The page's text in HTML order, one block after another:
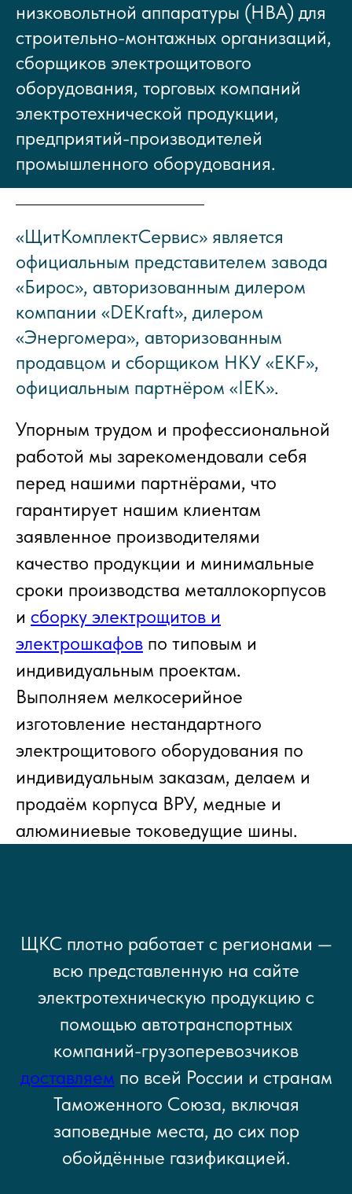
низковольтной аппаратуры (НВА) для
строительно-монтажных организаций,
сборщиков электрощитового
оборудования, торговых компаний
электротехнической продукции,
предприятий-производителей
промышленного оборудования.
«ЩитКомплектСервис» является
официальным представителем завода
«Бирос», авторизованным дилером
компании «DEKraft», дилером
«Энергомера», авторизованным
продавцом и сборщиком НКУ «EKF»,
официальным партнёром «IEK».
Упорным трудом и профессиональной
работой мы зарекомендовали себя
перед нашими партнёрами, что
гарантирует нашим клиентам
заявленное производителями
качество продукции и минимальные
сроки производства металлокорпусов
и сборку электрощитов и
электрошкафов по типовым и
индивидуальным проектам.
Выполняем мелкосерийное
изготовление нестандартного
электрощитового оборудования по
индивидуальным заказам, делаем и
продаём корпуса ВРУ, медные и
алюминиевые токоведущие шины.
ЩКС плотно работает с регионами —
всю представленную на сайте
электротехническую продукцию с
помощью автотранспортных
компаний-грузоперевозчиков
доставляем по всей России и странам
Таможенного Союза, включая
заповедные места, до сих пор
обойдённые газификацией.